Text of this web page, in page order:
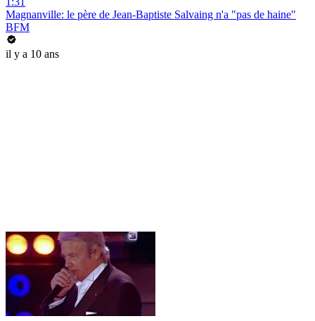
Magnanville: le père de Jean-Baptiste Salvaing n'a "pas de haine"
BFM
il y a 10 ans